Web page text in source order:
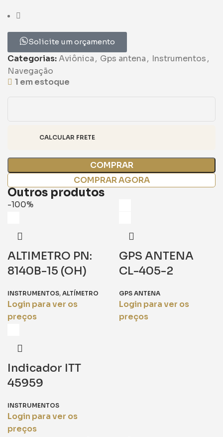
Solicite um orçamento
Categorias:Aviônica, Gps antena, Instrumentos,
Navegação
1 em estoque
CALCULAR FRETE
COMPRAR
COMPRAR AGORA
Outros produtos
-100%
ALTIMETRO PN:
8140B-15 (OH)
INSTRUMENTOS, ALTÍMETRO
Login para ver os
preços
GPS ANTENA
CL-405-2
GPS ANTENA
Login para ver os
preços
Indicador ITT
45959
INSTRUMENTOS
Login para ver os
preços